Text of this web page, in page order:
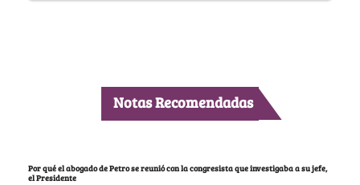
Notas Recomendadas
Por qué el abogado de Petro se reunió con la congresista que investigaba a su jefe,
el Presidente